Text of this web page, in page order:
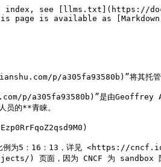
index, see [llms.txt](https://
page is available as
p/a305fa93580b)”将其托管的项
是由Geoffrey A.
员的**青睐。
比例为5：16：13，详见 <https://
页面，因为 CNCF 为 sandbox 阶段